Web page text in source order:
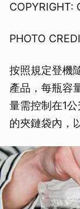
PHOTO
按照規定登機
產品，每瓶容
量需控制在1
的夾鏈袋內，